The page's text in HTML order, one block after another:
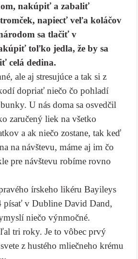
nakúpiť a zabaliť
napiecť veľa koláčov
sa tlačiť v
toľko jedla, že by sa
celá dedina.
ale aj stresujúce a tak si z
dopriať niečo čo pohladí
U nás doma sa osvedčil
zaručený liek na všetko
a ak niečo zostane, tak keď
na návštevu, máme aj im čo
pre návštevu robíme rovno
írskeho likéru Bayileys
písať v Dubline David Dand,
niečo výnmočné.
tri roky. Je to vôbec prvý
z hustého mliečneho krému